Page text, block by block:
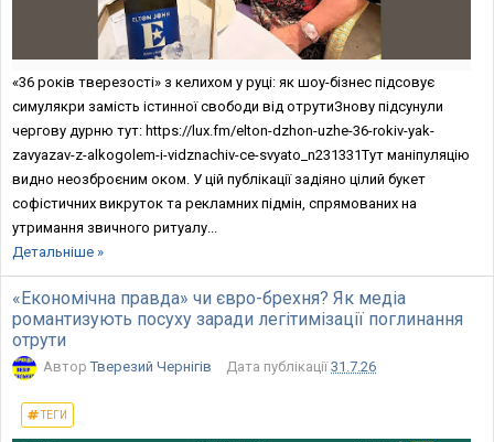
«36 років тверезості» з келихом у руці: як шоу-бізнес підсовує
симулякри замість істинної свободи від отрутиЗнову пiдсунули
чергову дурню тут: https://lux.fm/elton-dzhon-uzhe-36-rokiv-yak-
zavyazav-z-alkogolem-i-vidznachiv-ce-svyato_n231331Тут маніпуляцію
видно неозброєним оком. У цій публікації задіяно цілий букет
софістичних викруток та рекламних підмін, спрямованих на
утримання звичного ритуалу...
Детальніше »
«Економічна правда» чи євро-брехня? Як медіа
романтизують посуху заради легітимізації поглинання
отрути
АвторТверезий Чернігів Дата публікації31.7.26
ТЕГИ